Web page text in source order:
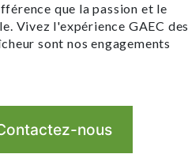
que la passion et le
Vivez l'expérience GAEC des
sont nos engagements
nous